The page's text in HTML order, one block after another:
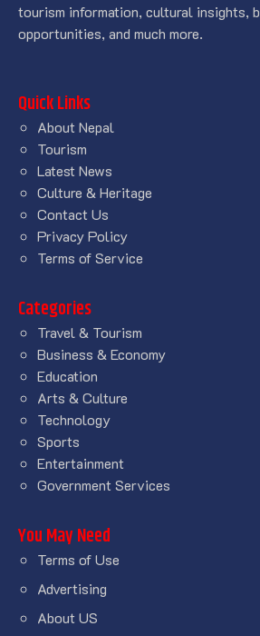
tourism information, cultural insights,
opportunities, and much more.
Quick Links
About Nepal
Tourism
Latest News
Culture & Heritage
Contact Us
Privacy Policy
Terms of Service
Categories
Travel & Tourism
Business & Economy
Education
Arts & Culture
Technology
Sports
Entertainment
Government Services
You May Need
Terms of Use
Advertising
About US